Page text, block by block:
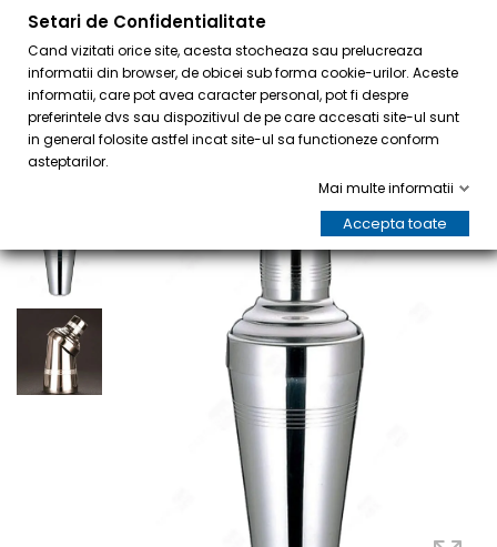
Setari de Confidentialitate
Cand vizitati orice site, acesta stocheaza sau prelucreaza
informatii din browser, de obicei sub forma cookie-urilor. Aceste
informatii, care pot avea caracter personal, pot fi despre
preferintele dvs sau dispozitivul de pe care accesati site-ul sunt
in general folosite astfel incat site-ul sa functioneze conform
asteptarilor.
Mai multe informatii
Accepta toate